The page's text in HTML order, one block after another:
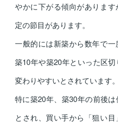
やかに下がる傾向がありま
定の節目があります。
一般的には新築から数年で一
築10年や築20年といった区
変わりやすいとされています。
特に築20年、築30年の前後
とされ、買い手から「狙い